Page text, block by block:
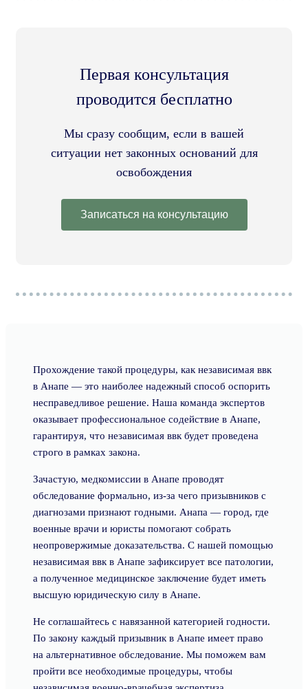
Первая консультация
проводится бесплатно
Мы сразу сообщим, если в вашей
ситуации нет законных оснований для
освобождения
Записаться на консультацию
Прохождение такой процедуры, как независимая ввк
в Анапе — это наиболее надежный способ оспорить
несправедливое решение. Наша команда экспертов
оказывает профессиональное содействие в Анапе,
гарантируя, что независимая ввк будет проведена
строго в рамках закона.
Зачастую, медкомиссии в Анапе проводят
обследование формально, из-за чего призывников с
диагнозами признают годными. Анапа — город, где
военные врачи и юристы помогают собрать
неопровержимые доказательства. С нашей помощью
независимая ввк в Анапе зафиксирует все патологии,
а полученное медицинское заключение будет иметь
высшую юридическую силу в Анапе.
Не соглашайтесь с навязанной категорией годности.
По закону каждый призывник в Анапе имеет право
на альтернативное обследование. Мы поможем вам
пройти все необходимые процедуры, чтобы